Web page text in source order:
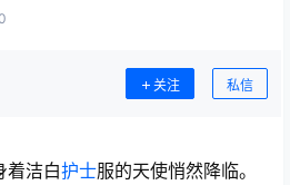
关注 私信
着洁白护士服的天使悄然降临。